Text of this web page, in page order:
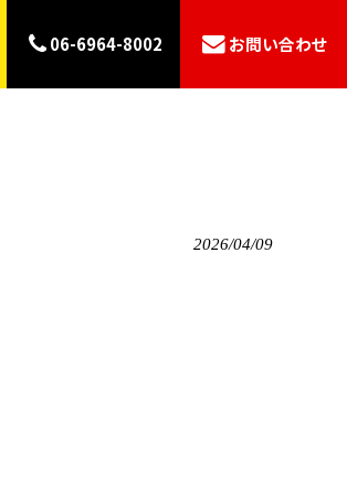
06-6964-8002 お問い合わせ
2026/04/09